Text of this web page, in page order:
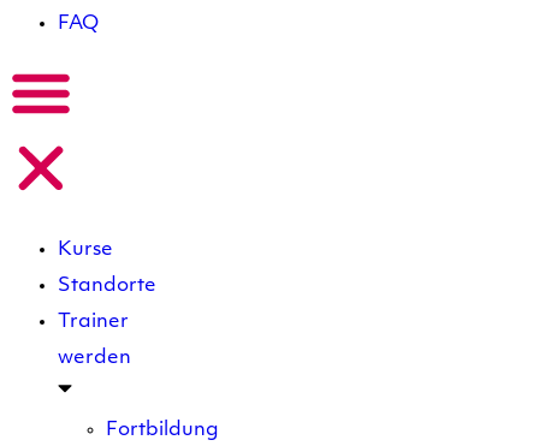
FAQ
Kurse
Standorte
Trainer
werden
Fortbildung